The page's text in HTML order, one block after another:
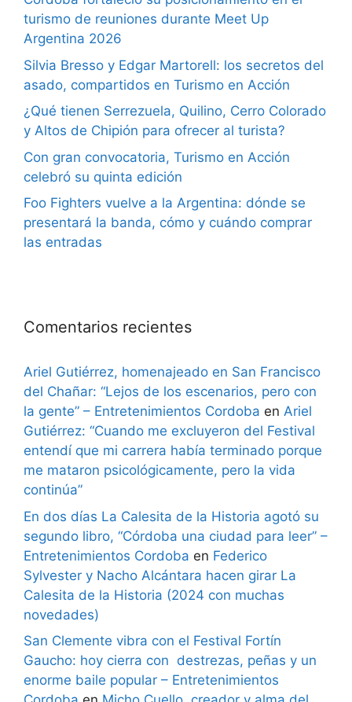
turismo de reuniones durante Meet Up
Argentina 2026
Silvia Bresso y Edgar Martorell: los secretos del
asado, compartidos en Turismo en Acción
¿Qué tienen Serrezuela, Quilino, Cerro Colorado
y Altos de Chipión para ofrecer al turista?
Con gran convocatoria, Turismo en Acción
celebró su quinta edición
Foo Fighters vuelve a la Argentina: dónde se
presentará la banda, cómo y cuándo comprar
las entradas
Comentarios recientes
Ariel Gutiérrez, homenajeado en San Francisco
del Chañar: “Lejos de los escenarios, pero con
la gente” – Entretenimientos Cordoba en Ariel
Gutiérrez: “Cuando me excluyeron del Festival
entendí que mi carrera había terminado porque
me mataron psicológicamente, pero la vida
continúa”
En dos días La Calesita de la Historia agotó su
segundo libro, “Córdoba una ciudad para leer” –
Entretenimientos Cordoba en Federico
Sylvester y Nacho Alcántara hacen girar La
Calesita de la Historia (2024 con muchas
novedades)
San Clemente vibra con el Festival Fortín
Gaucho: hoy cierra con destrezas, peñas y un
enorme baile popular – Entretenimientos